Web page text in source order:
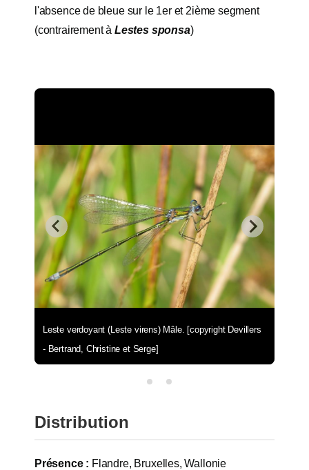
l'absence de bleue sur le 1er et 2ième segment
(contrairement à Lestes sponsa)
Leste verdoyant (Leste virens) Mâle. [copyright Devillers
- Bertrand, Christine et Serge]
Distribution
Présence : Flandre, Bruxelles, Wallonie